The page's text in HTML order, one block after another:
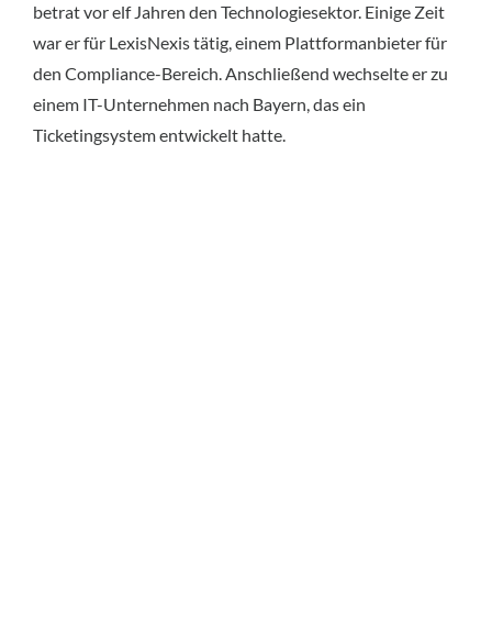
betrat vor elf Jahren den Technologiesektor. Einige Zeit
war er für LexisNexis tätig, einem Plattformanbieter für
den Compliance-Bereich. Anschließend wechselte er zu
einem IT-Unternehmen nach Bayern, das ein
Ticketingsystem entwickelt hatte.